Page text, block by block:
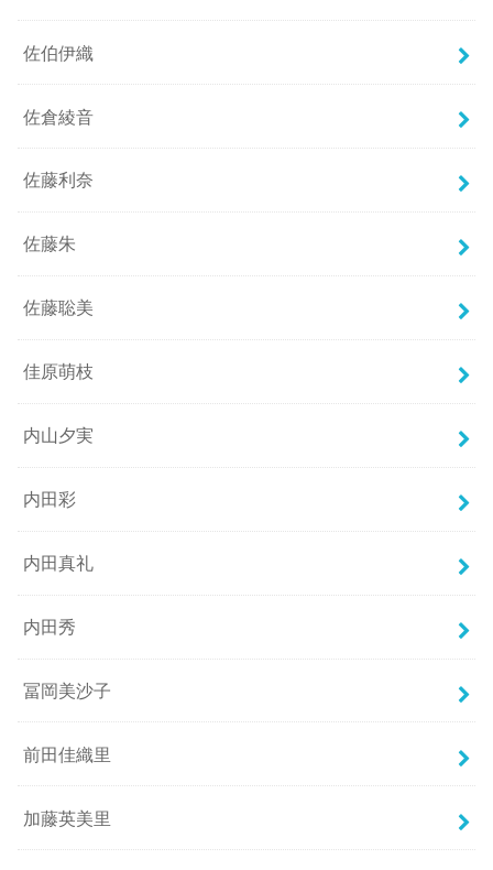
佐伯伊織
佐倉綾音
佐藤利奈
佐藤朱
佐藤聡美
佳原萌枝
内山夕実
内田彩
内田真礼
内田秀
冨岡美沙子
前田佳織里
加藤英美里